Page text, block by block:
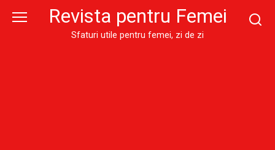
Revista pentru Femei
Sfaturi utile pentru femei, zi de zi